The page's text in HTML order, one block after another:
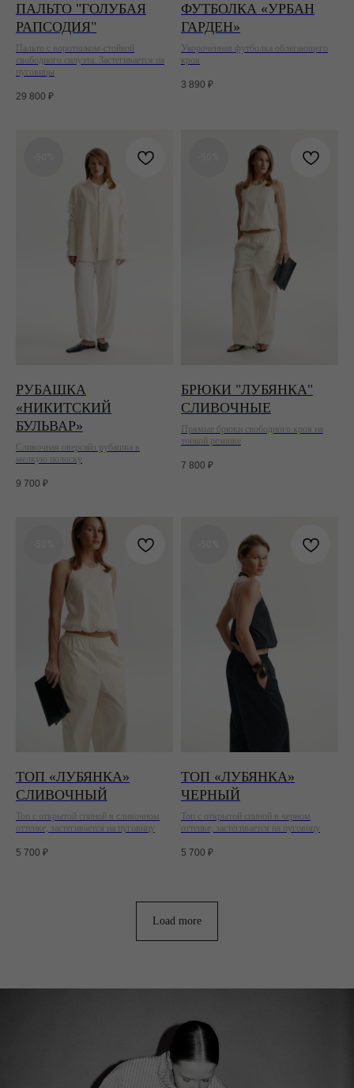
ПАЛЬТО "ГОЛУБАЯ
РАПСОДИЯ"
Пальто с воротником-стойкой
свободного силуэта. Застегивается на
пуговицы
29 800 ₽
ФУТБОЛКА «УРБАН
ГАРДЕН»
Укороченная футболка облегающего
кроя
3 890 ₽
РУБАШКА
«НИКИТСКИЙ
БУЛЬВАР»
Сливочная оверсайз рубашка в
мелкую полоску
9 700 ₽
БРЮКИ "ЛУБЯНКА"
СЛИВОЧНЫЕ
Прямые брюки свободного кроя на
тонкой резинке
7 800 ₽
ТОП «ЛУБЯНКА»
СЛИВОЧНЫЙ
Топ с открытой спиной в сливочном
оттенке, застегивается на пуговицу
5 700 ₽
ТОП «ЛУБЯНКА»
ЧЕРНЫЙ
Топ с открытой спиной в черном
оттенке, застегивается на пуговицу
5 700 ₽
Load more